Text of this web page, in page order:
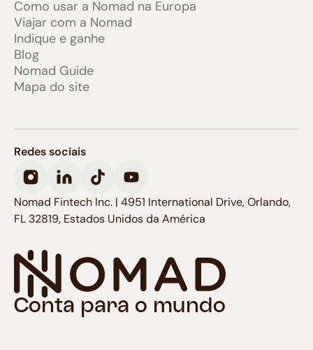
Como usar a Nomad na Europa
Viajar com a Nomad
Indique e ganhe
Blog
Nomad Guide
Mapa do site
Conta para o mundo
Redes sociais
Nomad Fintech Inc. | 4951 International Drive, Orlando,
FL 32819, Estados Unidos da América